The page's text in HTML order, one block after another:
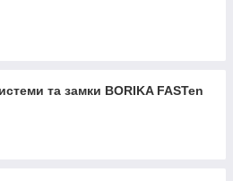
та замки BORIKA FASTen